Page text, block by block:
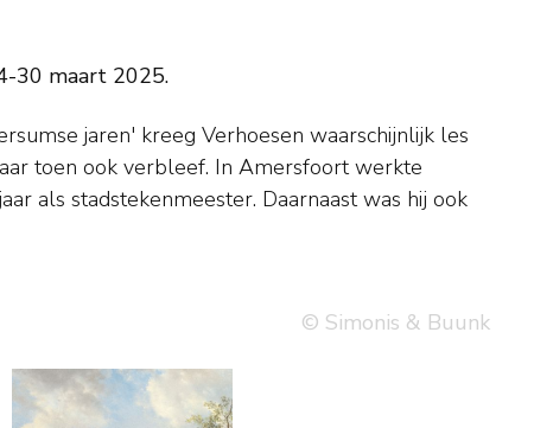
30 maart 2025.
© Simonis & Buunk